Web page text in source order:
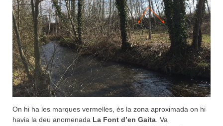
On hi ha les marques vermelles, és la zona aproximada on hi
havia la deu anomenada La Font d’en Gaita . Va